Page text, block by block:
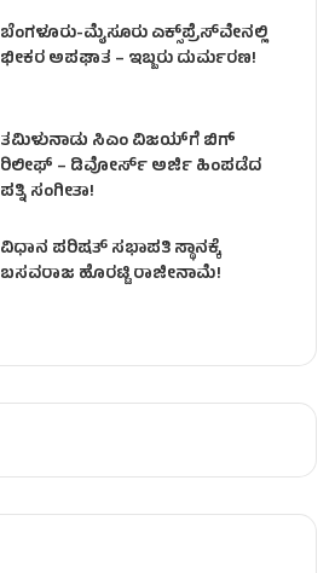
ಬೆಂಗಳೂರು-ಮೈಸೂರು ಎಕ್ಸ್‌ಪ್ರೆಸ್‌ವೇನಲ್ಲಿ
ಭೀಕರ ಅಪಘಾತ – ಇಬ್ಬರು ದುರ್ಮರಣ!
ತಮಿಳುನಾಡು ಸಿಎಂ ವಿಜಯ್‌ಗೆ ಬಿಗ್
ರಿಲೀಫ್ – ಡಿವೋರ್ಸ್ ಅರ್ಜಿ ಹಿಂಪಡೆದ
ಪತ್ನಿ ಸಂಗೀತಾ!
ವಿಧಾನ ಪರಿಷತ್ ಸಭಾಪತಿ ಸ್ಥಾನಕ್ಕೆ
ಬಸವರಾಜ ಹೊರಟ್ಟಿ ರಾಜೀನಾಮೆ!